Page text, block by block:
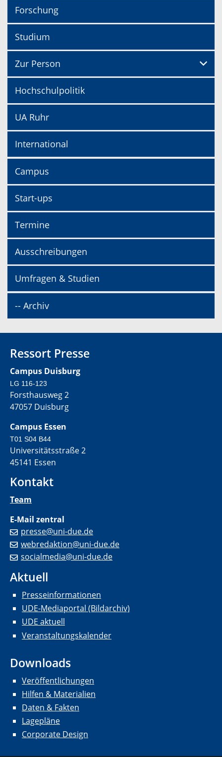
Forschung
Studium
Zur Person
Hochschulpolitik
UA Ruhr
International
Campus
Start-ups
Termine
Ausschreibungen
Umfragen & Studien
-- Archiv
Ressort Presse
Campus Duisburg
LG 116-123
Forsthausweg 2
47057 Duisburg
Campus Essen
T01 S04 B44
Universitätsstraße 2
45141 Essen
Kontakt
Team
E-Mail zentral
presse@uni-due.de
webredaktion@uni-due.de
socialmedia@uni-due.de
Aktuell
Presseinformationen
UDE-Mediaportal (Bildarchiv)
UDE aktuell
Veranstaltungskalender
Downloads
Veröffentlichungen
Hilfen & Materialien
Daten & Fakten
Lagepläne
Corporate Design